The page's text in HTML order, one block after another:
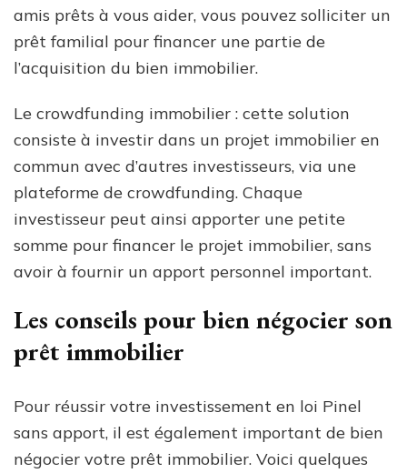
amis prêts à vous aider, vous pouvez solliciter un
prêt familial pour financer une partie de
l’acquisition du bien immobilier.
Le crowdfunding immobilier : cette solution
consiste à investir dans un projet immobilier en
commun avec d’autres investisseurs, via une
plateforme de crowdfunding. Chaque
investisseur peut ainsi apporter une petite
somme pour financer le projet immobilier, sans
avoir à fournir un apport personnel important.
Les conseils pour bien négocier son
prêt immobilier
Pour réussir votre investissement en loi Pinel
sans apport, il est également important de bien
négocier votre prêt immobilier. Voici quelques